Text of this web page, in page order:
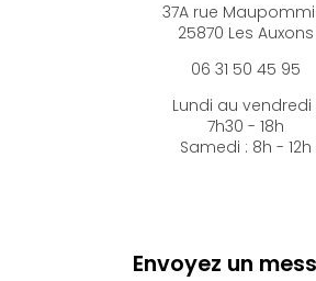
37A rue
25870 Les Auxons
06 31 50 45 95
Lundi au vendredi
7h30 - 18h
Samedi : 8h - 12h
Envoyez un